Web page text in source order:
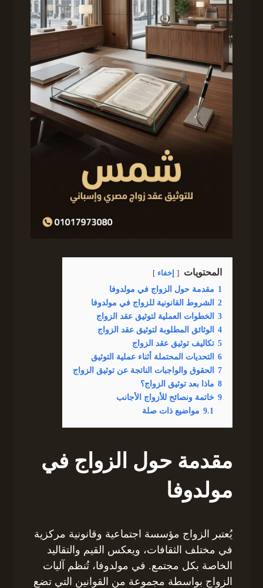
المحتويات إخفاء
1 مقدمة حول الزواج في مولدوفا
2
الشروط القانونية للزواج في مولدوفا
3
الخطوات العملية لتوثيق عقد الزواج
4
الوثائق المطلوبة لتوثيق عقد الزواج
5 تكاليف توثيق عقد الزواج
6
التحديات المحتملة أثناء عملية التوثيق
7
الحقوق والواجبات الناتجة عن توثيق الزواج
8 ماذا بعد توثيق الزواج؟
9 خاتمة ونصائح للأزواج الأجانب
9.1 مواضيع ذات صلة
مقدمة حول الزواج في
مولدوفا
يُعتبر الزواج مؤسسة اجتماعية وقانونية مركزية
في مختلف الثقافات، ويعكس القيم والتقاليد
الخاصة بكل مجتمع. في مولدوفا، تُنظم آليات
الزواج بواسطة مجموعة من القوانين التي تضع